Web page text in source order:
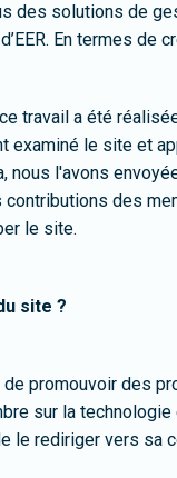
des solutions de
En termes
travail a été
examiné le site et
nous l'avons
des
le site.
site ?
promouvoir des
sur la
le rediriger vers sa